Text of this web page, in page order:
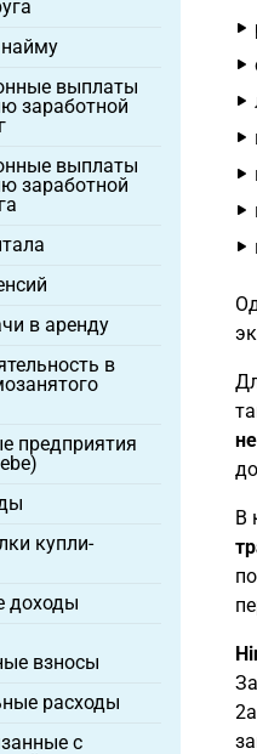
В
выплаты
заработной
выплаты
заработной
в аренду
в
предприятия
купли-
доходы
взносы
расходы
с